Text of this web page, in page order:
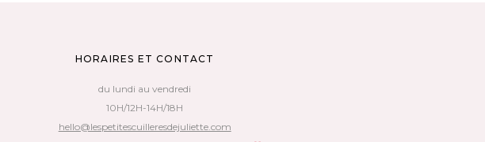
HORAIRES ET CONTACT
du lundi au vendredi
10H/12H-14H/18H
hello@lespetitescuilleresdejuliette.com